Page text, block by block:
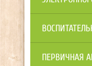
ПЕРВИЧНАЯ